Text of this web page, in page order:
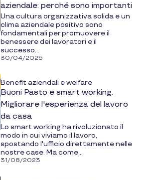
aziendale: perché sono importanti
Una cultura organizzativa solida e un
clima aziendale positivo sono
fondamentali per promuovere il
benessere dei lavoratori e il
successo...
30/04/2025
Benefit aziendali e welfare
Buoni Pasto e smart working.
Migliorare l'esperienza del lavoro
da casa
Lo smart working ha rivoluzionato il
modo in cui viviamo il lavoro,
spostando l'ufficio direttamente nelle
nostre case. Ma come...
31/08/2023